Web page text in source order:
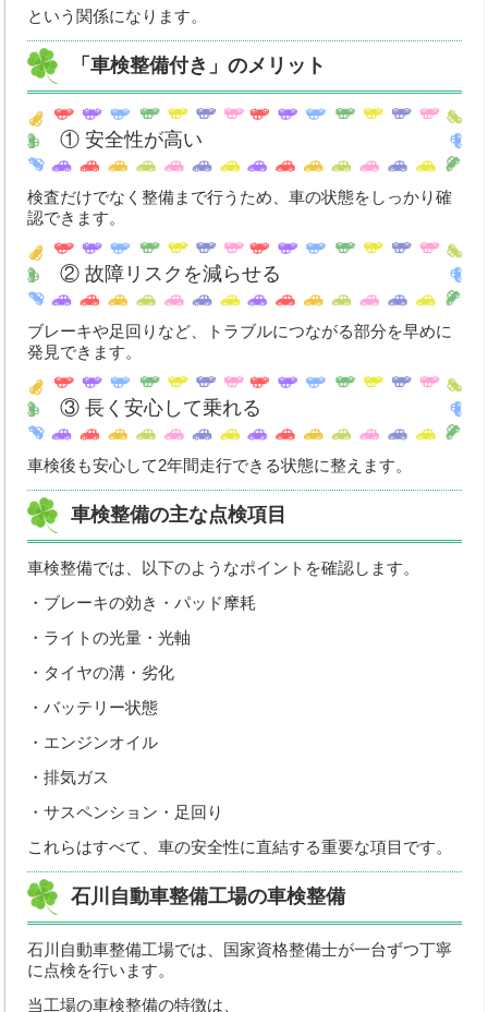
という関係になります。
「車検整備付き」のメリット
① 安全性が高い
検査だけでなく整備まで行うため、車の状態をしっかり確
認できます。
② 故障リスクを減らせる
ブレーキや足回りなど、トラブルにつながる部分を早めに
発見できます。
③ 長く安心して乗れる
車検後も安心して2年間走行できる状態に整えます。
車検整備の主な点検項目
車検整備では、以下のようなポイントを確認します。
・ブレーキの効き・パッド摩耗
・ライトの光量・光軸
・タイヤの溝・劣化
・バッテリー状態
・エンジンオイル
・排気ガス
・サスペンション・足回り
これらはすべて、車の安全性に直結する重要な項目です。
石川自動車整備工場の車検整備
石川自動車整備工場では、国家資格整備士が一台ずつ丁寧
に点検を行います。
当工場の車検整備の特徴は、